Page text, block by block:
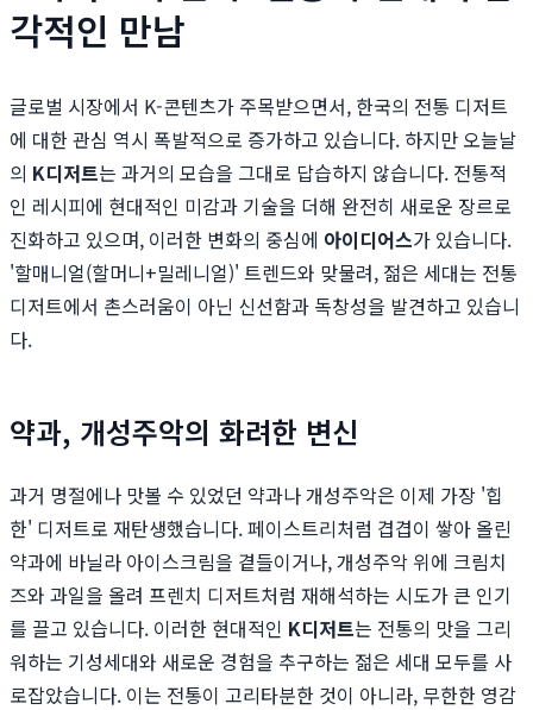
각적인 만남
글로벌 시장에서 K-콘텐츠가 주목받으면서, 한국의 전통 디저트
에 대한 관심 역시 폭발적으로 증가하고 있습니다. 하지만 오늘날
의 K디저트는 과거의 모습을 그대로 답습하지 않습니다. 전통적
인 레시피에 현대적인 미감과 기술을 더해 완전히 새로운 장르로
진화하고 있으며, 이러한 변화의 중심에 아이디어스가 있습니다.
'할매니얼(할머니+밀레니얼)' 트렌드와 맞물려, 젊은 세대는 전통
디저트에서 촌스러움이 아닌 신선함과 독창성을 발견하고 있습니
다.
약과, 개성주악의 화려한 변신
과거 명절에나 맛볼 수 있었던 약과나 개성주악은 이제 가장 '힙
한' 디저트로 재탄생했습니다. 페이스트리처럼 겹겹이 쌓아 올린
약과에 바닐라 아이스크림을 곁들이거나, 개성주악 위에 크림치
즈와 과일을 올려 프렌치 디저트처럼 재해석하는 시도가 큰 인기
를 끌고 있습니다. 이러한 현대적인 K디저트는 전통의 맛을 그리
워하는 기성세대와 새로운 경험을 추구하는 젊은 세대 모두를 사
로잡았습니다. 이는 전통이 고리타분한 것이 아니라, 무한한 영감